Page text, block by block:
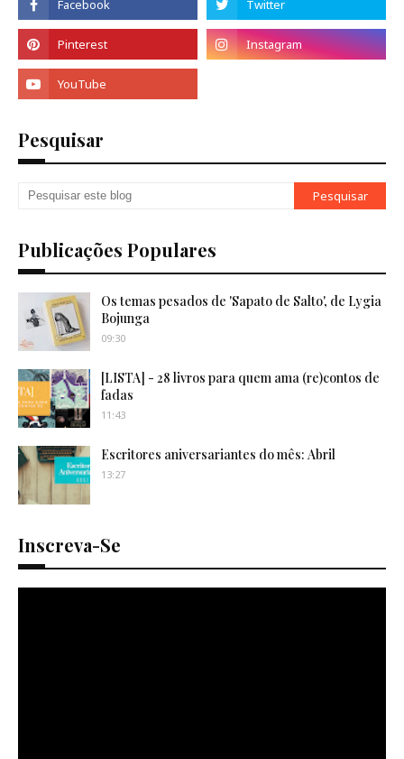
Pesquisar
Publicações Populares
Os temas pesados de 'Sapato de Salto', de Lygia
Bojunga
09:30
[LISTA] - 28 livros para quem ama (re)contos de
fadas
11:43
Escritores aniversariantes do mês: Abril
13:27
Inscreva-Se